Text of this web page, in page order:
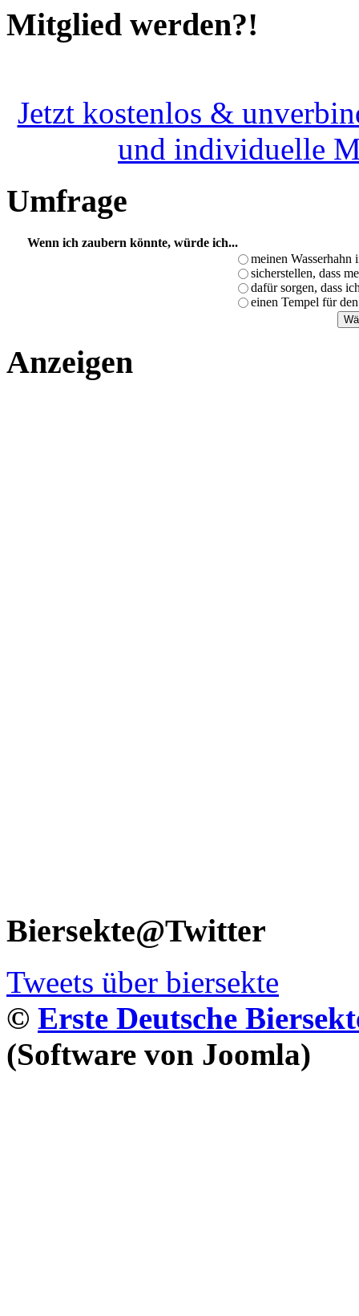
Mitglied werden?!
Jetzt kostenlos &
und individuelle
Umfrage
Wenn ich zaubern könnte, würde ich...
meinen
sicherstellen, dass
dafür sorgen, dass
einen Tempel für
Anzeigen
Biersekte@Twitter
Tweets über biersekte
© Erste Deutsche
(Software von Joomla)